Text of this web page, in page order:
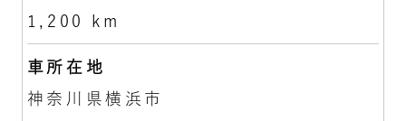
1,200 km
車所在地
神奈川県横浜市